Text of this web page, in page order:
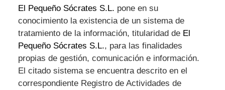
El Pequeño Sócrates S.L. pone en su
conocimiento la existencia de un sistema de
tratamiento de la información, titularidad de El
Pequeño Sócrates S.L., para las finalidades
propias de gestión, comunicación e información.
El citado sistema se encuentra descrito en el
correspondiente Registro de Actividades de